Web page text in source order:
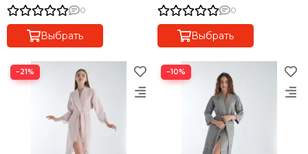
0
Выбрать
0
Выбрать
−21% −10%